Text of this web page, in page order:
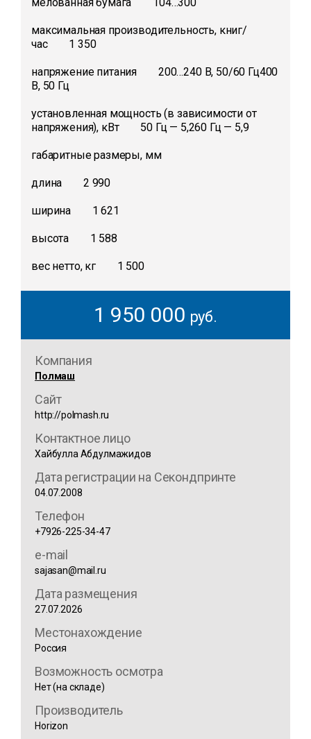
максимальная производительность, книг/
час 1 350
напряжение питания 200…240 В, 50/60 Гц400
В, 50 Гц
установленная мощность (в зависимости от
напряжения), кВт 50 Гц — 5,260 Гц — 5,9
габаритные размеры, мм
длина 2 990
ширина 1 621
высота 1 588
вес нетто, кг 1 500
1 950 000 руб.
Компания
Полмаш
Сайт
http://polmash.ru
Контактное лицо
Хайбулла Абдулмажидов
Дата регистрации на Секондпринте
04.07.2008
Телефон
+7926-225-34-47
e-mail
sajasan@mail.ru
Дата размещения
27.07.2026
Местонахождение
Россия
Возможность осмотра
Нет (на складе)
Производитель
Horizon